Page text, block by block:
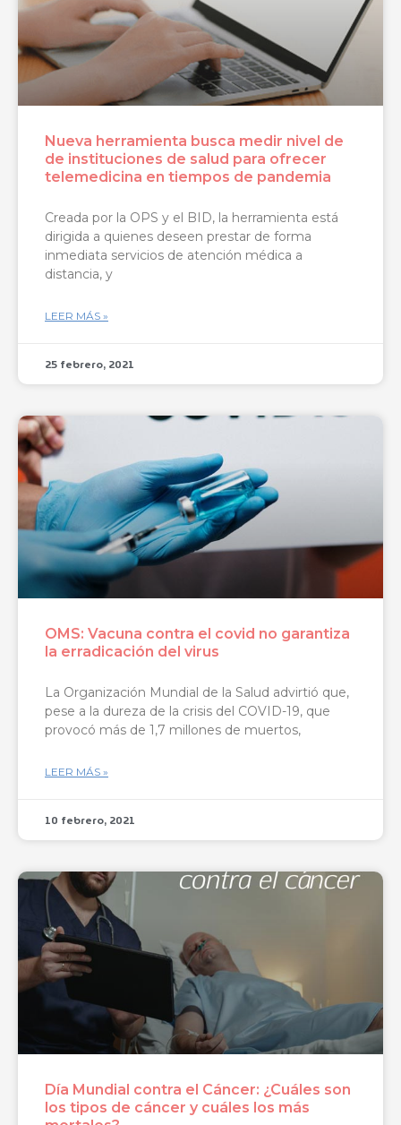
Nueva herramienta busca medir nivel de
de instituciones de salud para ofrecer
telemedicina en tiempos de pandemia
Creada por la OPS y el BID, la herramienta está
dirigida a quienes deseen prestar de forma
inmediata servicios de atención médica a
distancia, y
LEER MÁS »
25 febrero, 2021
OMS: Vacuna contra el covid no garantiza
la erradicación del virus
La Organización Mundial de la Salud advirtió que,
pese a la dureza de la crisis del COVID-19, que
provocó más de 1,7 millones de muertos,
LEER MÁS »
10 febrero, 2021
Día Mundial contra el Cáncer: ¿Cuáles son
los tipos de cáncer y cuáles los más